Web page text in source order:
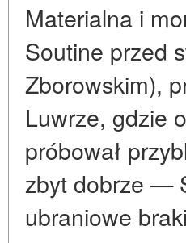
Materialna i
Soutine przed
Zborowskim),
Luwrze, gdzie
próbował
zbyt dobrze —
ubraniowe